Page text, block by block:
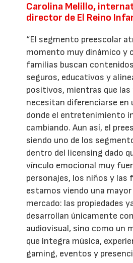
Carolina Melillo,
director de El Reino
“El segmento preescolar
momento muy dinámico y
familias buscan
seguros, educativos y
positivos, mientras que las
necesitan diferenciarse en
donde el entretenimiento
cambiando. Aun así, el
siendo uno de los
dentro del licensing dado
vínculo emocional muy
personajes, los niños y las
estamos viendo una
mercado: las propiedades
desarrollan únicamente
audiovisual, sino como un
que integra música,
gaming, eventos y